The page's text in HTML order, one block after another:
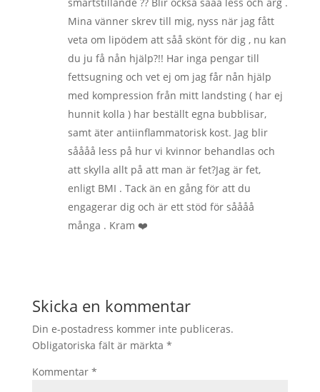
Mina vänner skrev till mig, nyss när jag fått
veta om lipödem att såå skönt för dig , nu kan
du ju få nån hjälp?!! Har inga pengar till
fettsugning och vet ej om jag får nån hjälp
med kompression från mitt landsting ( har ej
hunnit kolla ) har beställt egna bubblisar,
samt äter antiinflammatorisk kost. Jag blir
såååå less på hur vi kvinnor behandlas och
att skylla allt på att man är fet?Jag är fet,
enligt BMI . Tack än en gång för att du
engagerar dig och är ett stöd för såååå
många . Kram ❤️
Skicka en kommentar
Din e-postadress kommer inte publiceras.
Obligatoriska fält är märkta *
Kommentar *